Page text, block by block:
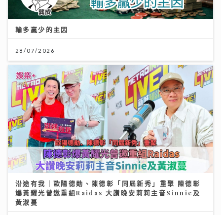
輸多贏少的主因
28/07/2026
沿途有我｜歐陽德勛、陳德彰「同屆新秀」重聚 陳德彰
爆黃耀光曾邀重組Raidas 大讚晚安莉莉主音Sinnie及
黃淑蔓